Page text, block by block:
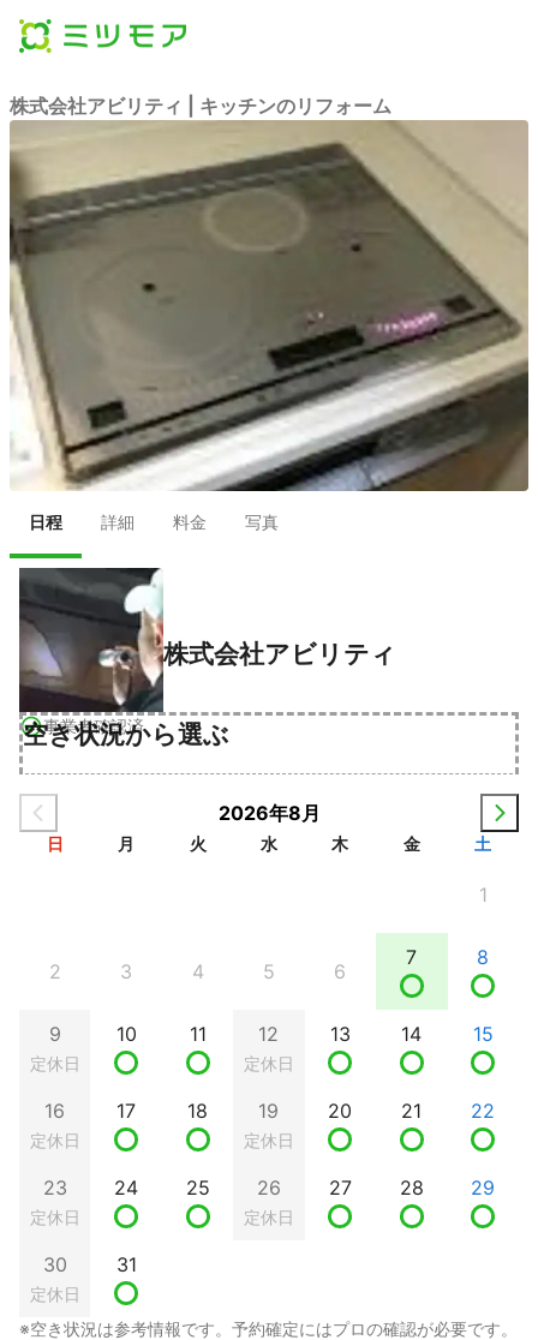
株式会社アビリティ | キッチンのリフォーム
日程 詳細 料金 写真
事業者確認済
株式会社アビリティ
空き状況から選ぶ
2026年8月
日 月 火 水 木 金 土
1
2 3 4 5 6
7 8
9
定休日
10 11 12
定休日
13 14 15
16
定休日
17 18 19
定休日
20 21 22
23
定休日
24 25 26
定休日
27 28 29
30
定休日
31
※空き状況は参考情報です。予約確定にはプロの確認が必要です。